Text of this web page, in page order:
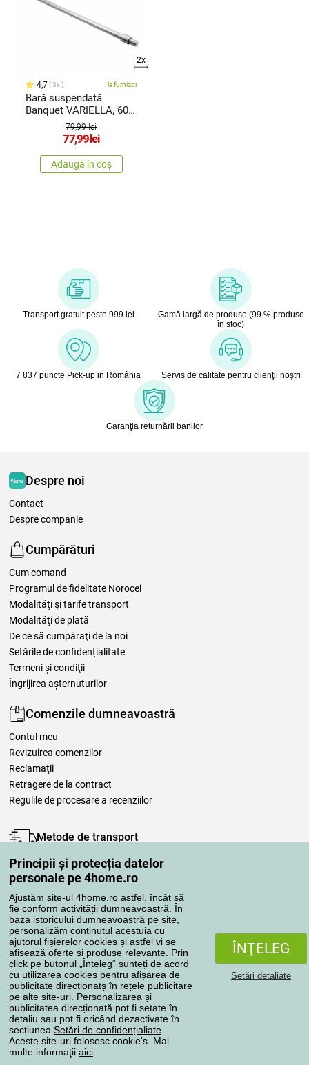
Principii și protecția datelor
personale pe 4home.ro
Ajustăm site-ul 4home.ro astfel, încât să
fie conform activității dumneavoastră. În
baza istoricului dumneavoastră pe site,
personalizăm conținutul acestuia cu
ajutorul fișierelor cookies și astfel vi se
afisează oferte si produse relevante. Prin
click pe butonul „Înteleg“ sunteți de acord
cu utilizarea cookies pentru afișarea de
publicitate direcționatș în rețele publicitare
pe alte site-uri. Personalizarea și
publicitatea direcționată pot fi setate în
detaliu sau pot fi oricând dezactivate în
secțiunea Setări de confidențialiate
Aceste site-uri folosesc cookie's. Mai
multe informaţii aici
ÎNŢELEG
Setări detaliate
2x
4,7 3x la furnizor
Bară suspendată
Banquet VARIELLA, 60
79,99 lei
77,99 lei
Adaugă în coș
Transport gratuit peste 999 lei
Gamă largă de produse (99 % produse
în stoc)
7 837 puncte Pick-up in România Servis de calitate pentru clienţii noştri
Garanţia returnării banilor
Despre noi
Contact
Despre companie
Cumpărături
Cum comand
Programul de fidelitate Norocei
Modalităţi şi tarife transport
Modalităţi de plată
De ce să cumpăraţi de la noi
Setările de confidențialitate
Termeni şi condiţii
Îngrijirea așternuturilor
Comenzile dumneavoastră
Contul meu
Revizuirea comenzilor
Reclamaţii
Retragere de la contract
Regulile de procesare a recenziilor
Metode de transport
Metode de plată
Magazin de încredere
Protecţia datelor cu caracter personal
Toate drepturile rezervate © 2004-2026 4home, a.s.